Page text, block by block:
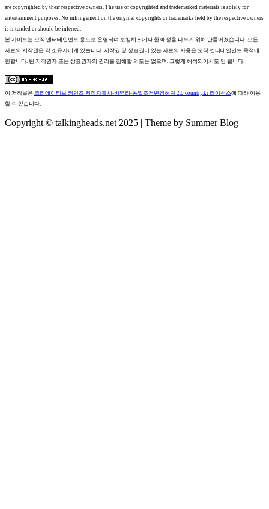
are copyrighted by their respective owners. The use of copyrighted and trademarked materials is solely for
entertainment purposes. No infringement on the original copyrights or trademarks held by the respective owners
is intended or should be inferred.
본 사이트는 오직 엔터테인먼트 용도로 운영되며 토킹헤즈에 대한 애정을 나누기 위해 만들어졌습니다. 모든
자료의 저작권은 각 소유자에게 있습니다. 저작권 및 상표권이 있는 자료의 사용은 오직 엔터테인먼트 목적에
한합니다. 원 저작권자 또는 상표권자의 권리를 침해할 의도는 없으며, 그렇게 해석되어서도 안 됩니다.
이 저작물은 크리에이티브 커먼즈 저작자표시-비영리-동일조건변경허락 2.0 country.kr 라이선스에 따라 이용
할 수 있습니다.
Copyright © talkingheads.net 2025 | Theme by Summer Blog